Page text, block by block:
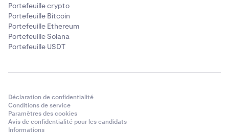
Portefeuille crypto
Portefeuille Bitcoin
Portefeuille Ethereum
Portefeuille Solana
Portefeuille USDT
Déclaration de confidentialité
Conditions de service
Paramètres des cookies
Avis de confidentialité pour les candidats
Informations